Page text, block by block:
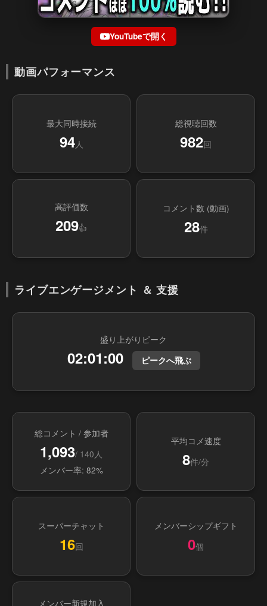
YouTubeで開く
動画パフォーマンス
最大同時接続
94人
総視聴回数
982回
高評価数
209👍
コメント数 (動画)
28件
ライブエンゲージメント ＆ 支援
盛り上がりピーク
02:01:00 ピークへ飛ぶ
総コメント / 参加者
1,093/ 140人
メンバー率: 82%
平均コメ速度
8件/分
スーパーチャット
16回
メンバーシップギフト
0個
メンバー新規加入